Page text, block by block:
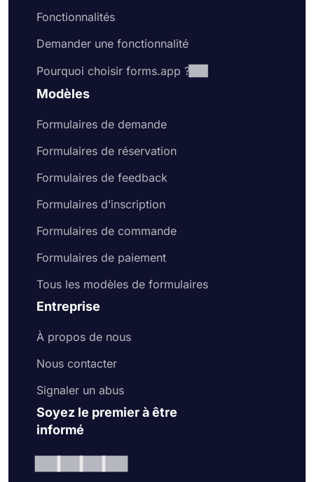
Fonctionnalités
Demander une fonctionnalité
Pourquoi choisir forms.app ?
Modèles
Formulaires de demande
Formulaires de réservation
Formulaires de feedback
Formulaires d’inscription
Formulaires de commande
Formulaires de paiement
Tous les modèles de formulaires
Entreprise
À propos de nous
Nous contacter
Signaler un abus
Soyez le premier à être
informé